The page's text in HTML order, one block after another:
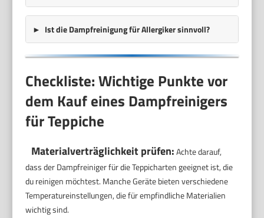
Ist die Dampfreinigung für Allergiker sinnvoll?
Checkliste: Wichtige Punkte vor
dem Kauf eines Dampfreinigers
für Teppiche
Materialverträglichkeit prüfen:Achte darauf,
dass der Dampfreiniger für die Teppicharten geeignet ist, die
du reinigen möchtest. Manche Geräte bieten verschiedene
Temperatureinstellungen, die für empfindliche Materialien
wichtig sind.